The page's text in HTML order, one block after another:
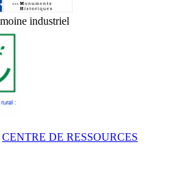
CENTRE DE RESSOURCES